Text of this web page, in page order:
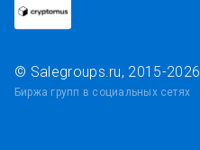
© Salegroups.ru, 2015-2026
Биржа групп в социальных сетях